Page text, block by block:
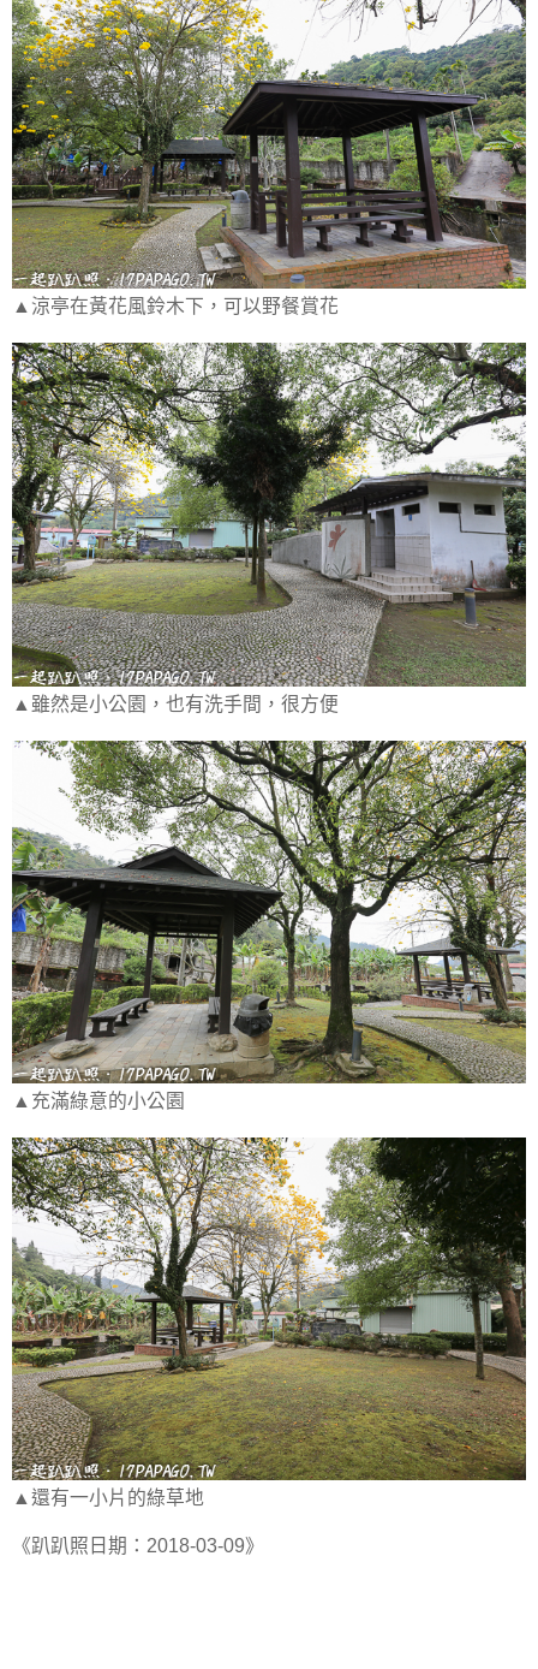
▲涼亭在黃花風鈴木下，可以野餐賞花
▲雖然是小公園，也有洗手間，很方便
▲充滿綠意的小公園
▲還有一小片的綠草地
《趴趴照日期：2018-03-09》